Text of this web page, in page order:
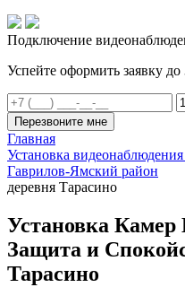
Подключение
Успейте оформить заявку до
Перезвоните мне
Главная
Установка
Гаврилов-Ямский район
деревня Тарасино
Установка Камер
Защита и
Тарасино